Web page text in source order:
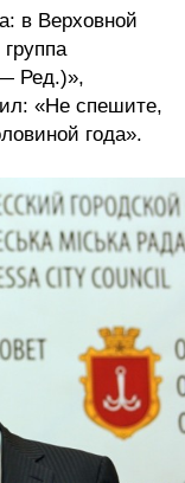
в Верховной
Ред.)»,
«Не спешите,
года».